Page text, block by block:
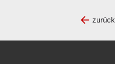
zurück